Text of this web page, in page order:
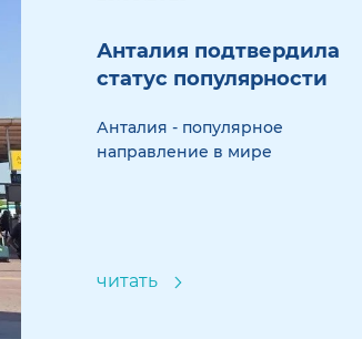
Анталия подтвердила
статус популярности
Анталия - популярное
направление в мире
читать